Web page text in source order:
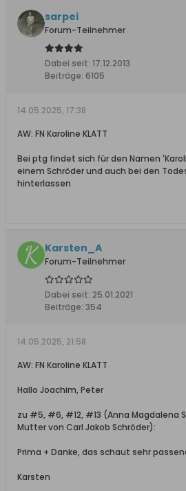
sarpei
Forum-Teilnehmer
Dabei seit: 17.12.2013
Beiträge: 6105
14.05.2025, 17:38
AW: FN Karoline KLATT
Bei ptg findet sich für den Namen
einem Schröder und auch bei den
hinterlassen
Karsten_A
Forum-Teilnehmer
Dabei seit: 25.01.2021
Beiträge: 354
14.05.2025, 21:58
AW: FN Karoline KLATT
Hallo Joachim, Peter
zu #5, #6, #12, #13 (Anna Magdalena
Mutter von Carl Jakob Schröder):
Prima + Danke, das schaut sehr
Karsten